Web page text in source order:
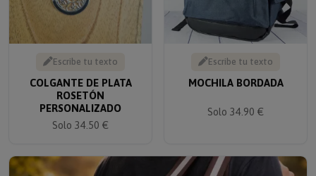
Escribe tu texto
COLGANTE DE PLATA
ROSETÓN
PERSONALIZADO
Solo 34.50 €
Escribe tu texto
MOCHILA BORDADA
Solo 34.90 €